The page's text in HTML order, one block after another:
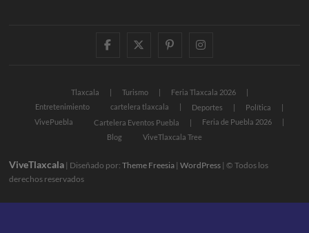
facebooktwitter
pinterestinstagram
Tlaxcala Turismo
Feria Tlaxcala 2026
Entretenimiento
cartelera tlaxcala Deportes
Política
VivePuebla
Cartelera Eventos Puebla
Feria de Puebla 2026
Blog
ViveTlaxcala Tree
ViveTlaxcala | Diseñado por:Theme Freesia |WordPress | © Todos los
derechos reservados